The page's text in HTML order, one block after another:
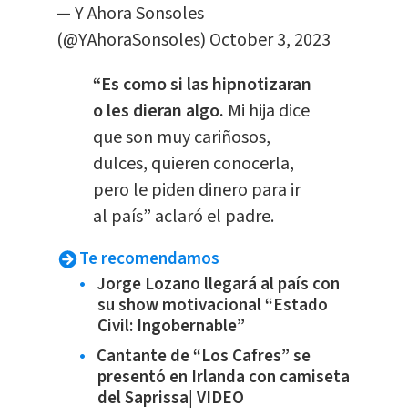
— Y Ahora Sonsoles
(@YAhoraSonsoles) October 3, 2023
“Es como si las hipnotizaran
o les dieran algo. Mi hija dice
que son muy cariñosos,
dulces, quieren conocerla,
pero le piden dinero para ir
al país” aclaró el padre.
Te recomendamos
Jorge Lozano llegará al país con
su show motivacional “Estado
Civil: Ingobernable”
Cantante de “Los Cafres” se
presentó en Irlanda con camiseta
del Saprissa| VIDEO